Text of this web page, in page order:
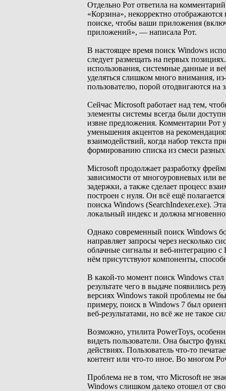
Отдельно Рот ответила на
«Корзина», некорректно
поиске, чтобы ваши приложения
приложений», — написала Рот.
В настоящее время поиск Windows
следует размещать на первых
использования, системные данные и
уделяться слишком много внимания,
пользователю, порой отодвигаются на
Сейчас Microsoft работает над тем,
элементы системы всегда были
извне предложения. Комментарии Рот
уменьшения акцентов на
взаимодействий, когда набор текста
формированию списка из смеси
Microsoft продолжает разработку
зависимости от многоуровневых или
задержки, а также сделает процесс
построен с нуля. Он всё ещё
поиска Windows (SearchIndexer.exe).
локальный индекс и должна мгновенно
Однако современный поиск Windows
направляет запросы через несколько
облачные сигналы и веб-интеграцию с
нём присутствуют компоненты,
В какой-то момент поиск Windows
результате чего в выдаче появились
версиях Windows такой проблемы не
примеру, поиск в Windows 7 был
веб-результатами, но всё же не такое
Возможно, утилита PowerToys,
видеть пользователи. Она быстро
действиях. Пользователь что-то
контент или что-то иное. Во многом
Проблема не в том, что Microsoft не
Windows слишком далеко отошел от